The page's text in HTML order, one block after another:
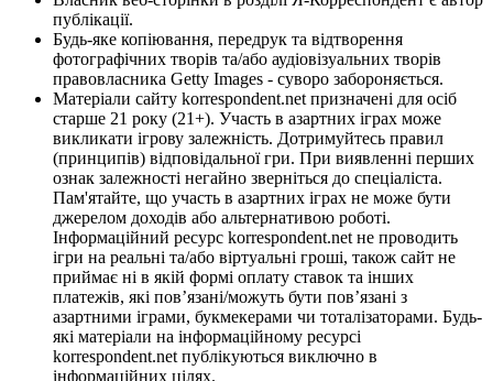
публікації.
Будь-яке копіювання, передрук та відтворення
фотографічних творів та/або аудіовізуальних творів
правовласника Getty Images - суворо забороняється.
Матеріали сайту korrespondent.net призначені для осіб
старше 21 року (21+). Участь в азартних іграх може
викликати ігрову залежність. Дотримуйтесь правил
(принципів) відповідальної гри. При виявленні перших
ознак залежності негайно зверніться до спеціаліста.
Пам'ятайте, що участь в азартних іграх не може бути
джерелом доходів або альтернативою роботі.
Інформаційний ресурс korrespondent.net не проводить
ігри на реальні та/або віртуальні гроші, також сайт не
приймає ні в якій формі оплату ставок та інших
платежів, які пов’язані/можуть бути пов’язані з
азартними іграми, букмекерами чи тоталізаторами. Будь-
які матеріали на інформаційному ресурсі
korrespondent.net публікуються виключно в
інформаційних цілях.